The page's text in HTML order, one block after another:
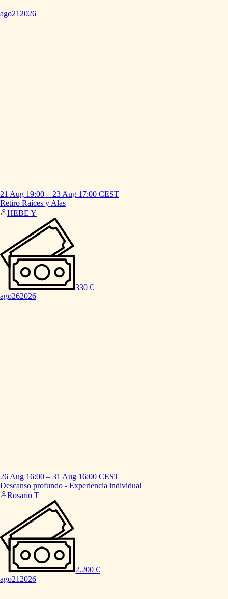
ago21 2026
21 Aug 19:00 – 23 Aug 17:00 CEST
Retiro Raíces y Alas
HEBE Y
330 €
ago262026
26 Aug 16:00 – 31 Aug 16:00 CEST
Descanso profundo - Experiencia individual
Rosario T
2.200 €
ago21 2026